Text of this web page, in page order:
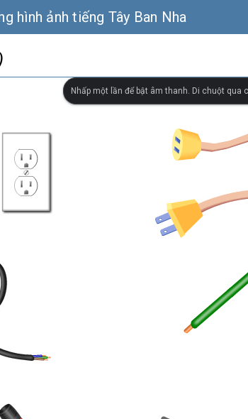
hình ảnh tiếng Tây Ban Nha
Nhấp một lần để bật âm thanh. Di chuột